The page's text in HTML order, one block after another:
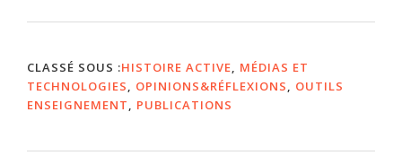
CLASSÉ SOUS :HISTOIRE ACTIVE, MÉDIAS ET
TECHNOLOGIES, OPINIONS&RÉFLEXIONS, OUTILS
ENSEIGNEMENT, PUBLICATIONS